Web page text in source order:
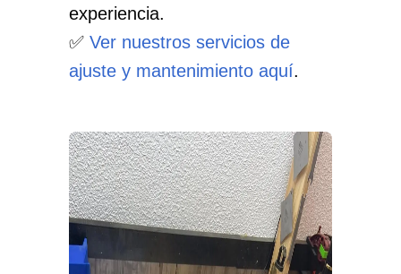
experiencia.
✅ Ver nuestros servicios de
ajuste y mantenimiento aquí.